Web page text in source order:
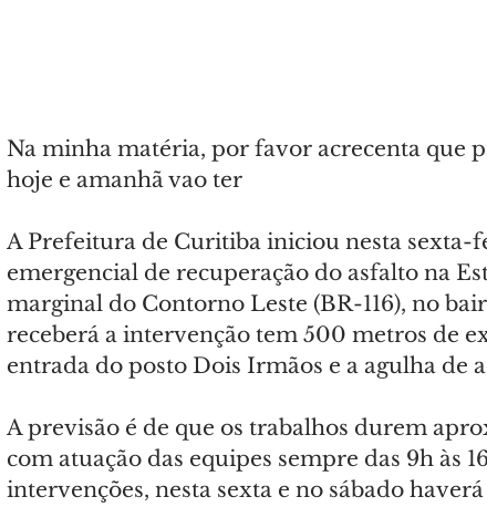
Na minha matéria, por favor acrecenta que
hoje e amanhã vao ter
A Prefeitura de Curitiba iniciou nesta sexta-
emergencial de recuperação do asfalto na
marginal do Contorno Leste (BR-116), no
receberá a intervenção tem 500 metros de
entrada do posto Dois Irmãos e a agulha de
A previsão é de que os trabalhos durem
com atuação das equipes sempre das 9h às
intervenções, nesta sexta e no sábado